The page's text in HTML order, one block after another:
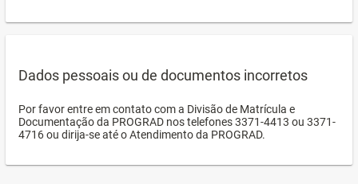
Dados pessoais ou de documentos incorretos
Por favor entre em contato com a Divisão de Matrícula e
Documentação da PROGRAD nos telefones 3371-4413 ou 3371-
4716 ou dirija-se até o Atendimento da PROGRAD.